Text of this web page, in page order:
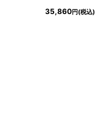
35,860円(税込)